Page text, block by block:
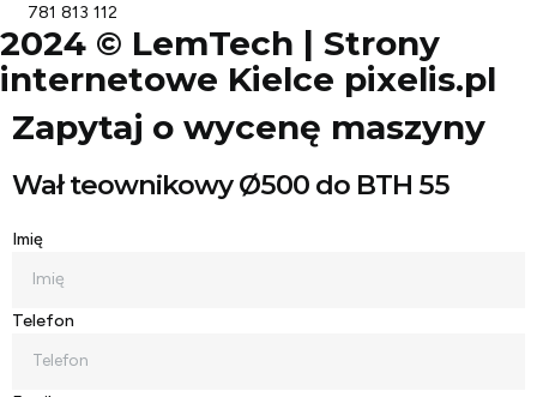
781 813 112
2024 © LemTech | Strony
internetowe Kielce pixelis.pl
Zapytaj o wycenę maszyny
Wał teownikowy Ø500 do BTH 55
Imię
Telefon